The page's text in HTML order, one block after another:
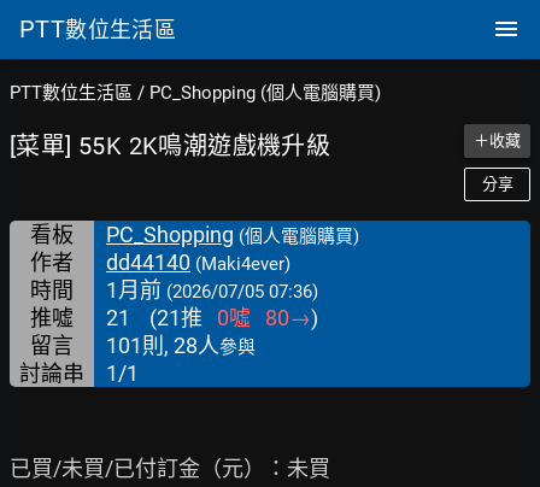
PTT數位生活區
PTT數位生活區 / PC_Shopping (個人電腦購買)
[菜單] 55K 2K鳴潮遊戲機升級 ＋收藏
分享
看板 PC_Shopping (個人電腦購買)
作者 dd44140 (Maki4ever)
時間 1月前 (2026/07/05 07:36)
推噓 21 (21推 0噓 80→)
留言
101則, 28人參與
討論串 1/1
已買/未買/已付訂金（元）：未買